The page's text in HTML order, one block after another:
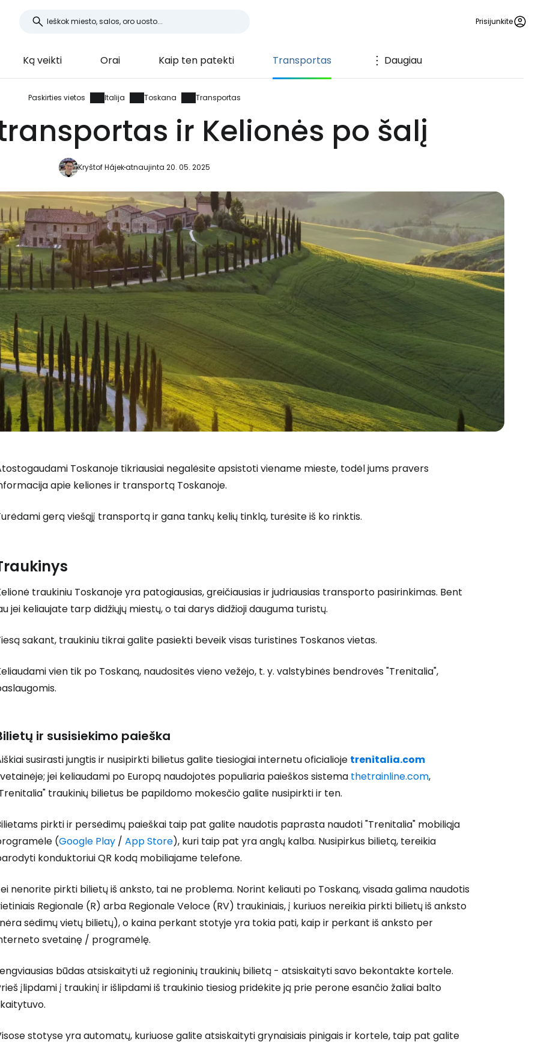
Prisijunkite
Ką veikti Orai Kaip ten patekti Transportas Daugiau
Paskirties vietos Italija Toskana Transportas
ir Kelionės po šalį
Kryštof Hájekatnaujinta 20. 05. 2025
Toskanoje tikriausiai negalėsite apsistoti viename mieste, todėl jums pravers
apie keliones ir transportą Toskanoje.
gerą viešąjį transportą ir gana tankų kelių tinklą, turėsite iš ko rinktis.
traukiniu Toskanoje yra patogiausias, greičiausias ir judriausias transporto pasirinkimas. Bent
jei keliaujate tarp didžiųjų miestų, o tai darys didžioji dauguma turistų.
sakant, traukiniu tikrai galite pasiekti beveik visas turistines Toskanos vietas.
vien tik po Toskaną, naudositės vieno vežėjo, t. y. valstybinės bendrovės "Trenitalia",
ir susisiekimo paieška
susirasti jungtis ir nusipirkti bilietus galite tiesiogiai internetu oficialioje trenitalia.com
jei keliaudami po Europą naudojotės populiaria paieškos sistema thetrainline.com,
traukinių bilietus be papildomo mokesčio galite nusipirkti ir ten.
pirkti ir persėdimų paieškai taip pat galite naudotis paprasta naudoti "Trenitalia" mobiliąja
(Google Play / App Store), kuri taip pat yra anglų kalba. Nusipirkus bilietą, tereikia
konduktoriui QR kodą mobiliajame telefone.
nenorite pirkti bilietų iš anksto, tai ne problema. Norint keliauti po Toskaną, visada galima naudotis
Regionale (R) arba Regionale Veloce (RV) traukiniais, į kuriuos nereikia pirkti bilietų iš anksto
sėdimų vietų bilietų), o kaina perkant stotyje yra tokia pati, kaip ir perkant iš anksto per
svetainę / programėlę.
būdas atsiskaityti už regioninių traukinių bilietą - atsiskaityti savo bekontakte kortele.
įlipdami į traukinį ir išlipdami iš traukinio tiesiog pridėkite ją prie perone esančio žaliai balto
stotyse yra automatų, kuriuose galite atsiskaityti grynaisiais pinigais ir kortele, taip pat galite